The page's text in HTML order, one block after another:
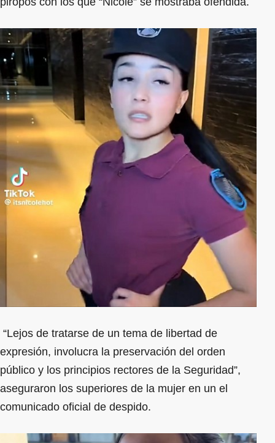
“Lejos de tratarse de un tema de libertad de
expresión, involucra la preservación del orden
público y los principios rectores de la Seguridad”,
aseguraron los superiores de la mujer en un el
comunicado oficial de despido.